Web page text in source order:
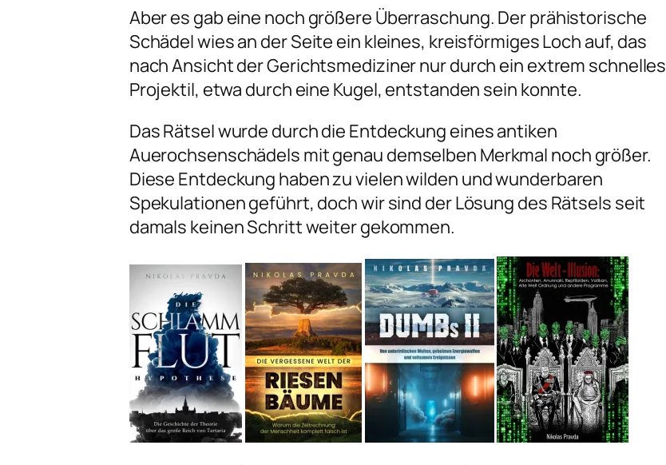
Aber es gab eine noch größere Überraschung. Der prähistorische
Schädel wies an der Seite ein kleines, kreisförmiges Loch auf, das
nach Ansicht der Gerichtsmediziner nur durch ein extrem schnelles
Projektil, etwa durch eine Kugel, entstanden sein konnte.
Das Rätsel wurde durch die Entdeckung eines antiken
Auerochsenschädels mit genau demselben Merkmal noch größer.
Diese Entdeckung haben zu vielen wilden und wunderbaren
Spekulationen geführt, doch wir sind der Lösung des Rätsels seit
damals keinen Schritt weiter gekommen.